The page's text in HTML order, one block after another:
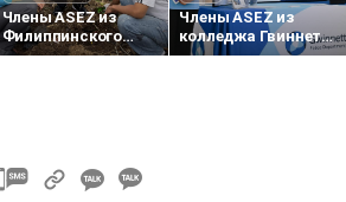
Члены ASEZ из
Филиппинского
университета (UP)
отходов Паяташ
Члены ASEZ из
колледжа Гвиннетт
(штат Джорджия,
카
카